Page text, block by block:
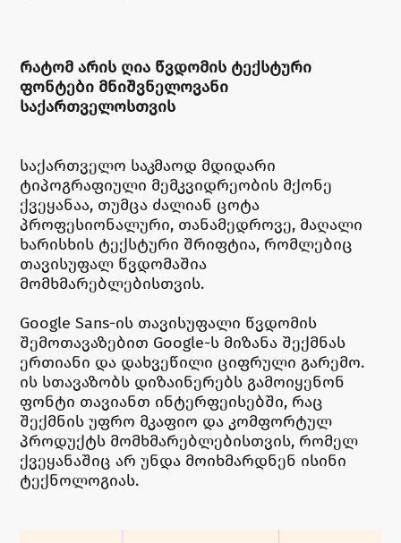
ᲠᲐᲢᲝᲛ ᲐᲠᲘᲡ ᲦᲘᲐ ᲬᲕᲓᲝᲛᲘᲡ ᲢᲔᲥᲡᲢᲣᲠᲘ
ᲤᲝᲜᲢᲔᲑᲘ ᲛᲜᲘᲨᲕᲜᲔᲚᲝᲕᲐᲜᲘ
ᲡᲐᲥᲐᲠᲗᲕᲔᲚᲝᲡᲗᲕᲘᲡ
საქართველო საკმაოდ მდიდარი
ტიპოგრაფიული მემკვიდრეობის მქონე
ქვეყანაა, თუმცა ძალიან ცოტა
პროფესიონალური, თანამედროვე, მაღალი
ხარისხის ტექსტური შრიფტია, რომლებიც
თავისუფალ წვდომაშია
მომხმარებლებისთვის.
Google Sans-ის თავისუფალი წვდომის
შემოთავაზებით Google-ს მიზანა შექმნას
ერთიანი და დახვეწილი ციფრული გარემო.
ის სთავაზობს დიზაინერებს გამოიყენონ
ფონტი თავიანთ ინტერფეისებში, რაც
შექმნის უფრო მკაფიო და კომფორტულ
პროდუქტს მომხმარებლებისთვის, რომელ
ქვეყანაშიც არ უნდა მოიხმარდნენ ისინი
ტექნოლოგიას.